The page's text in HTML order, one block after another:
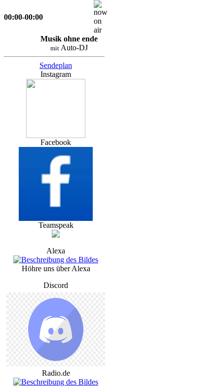
00:00-00:00
Musik ohne ende
mit Auto-DJ
Sendeplan
Instagram
Facebook
Teamspeak
Alexa
Höhre uns über Alexa
Discord
Radio.de